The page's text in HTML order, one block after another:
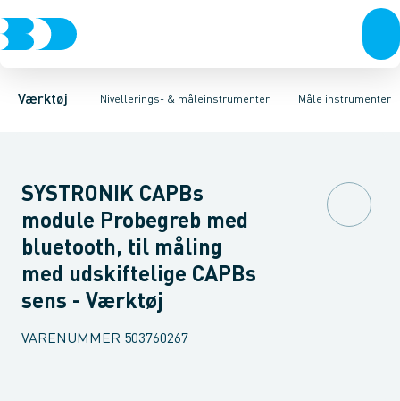
Værktøj Nivellerings- & måleinstrumenter
Akku- & elværktøjHåndværktøjRørværktøj Bits & toppeBor
Måle instrumenter
Nivellerings udstyrMåle instrumenter
AfstandsmålereSpændingstestereIsolations testere
SYSTRONIK CAPBs
module Probegreb med
bluetooth, til måling
med udskiftelige CAPBs
sens - Værktøj
VARENUMMER 503760267